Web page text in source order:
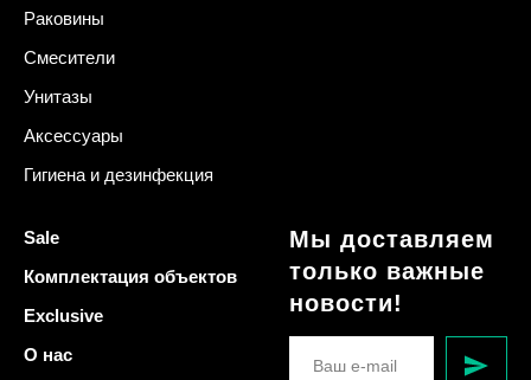
Раковины
Смесители
Унитазы
Аксессуары
Гигиена и дезинфекция
Sale
Комплектация объектов
Exclusive
О нас
Мы доставляем
только важные
новости!